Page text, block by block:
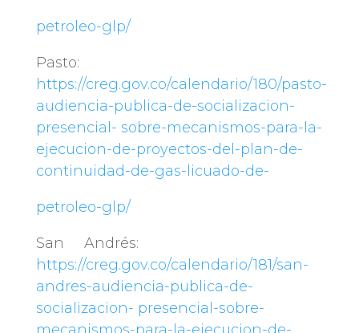
petroleo-glp/
Pasto:
https://creg.gov.co/calendario/180/pasto-
audiencia-publica-de-socializacion-
presencial- sobre-mecanismos-para-la-
ejecucion-de-proyectos-del-plan-de-
continuidad-de-gas-licuado-de-
petroleo-glp/
San Andrés:
https://creg.gov.co/calendario/181/san-
andres-audiencia-publica-de-
socializacion- presencial-sobre-